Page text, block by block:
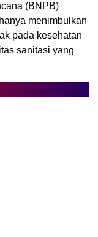
(BNPB)
menimbulkan
pada kesehatan
sanitasi yang